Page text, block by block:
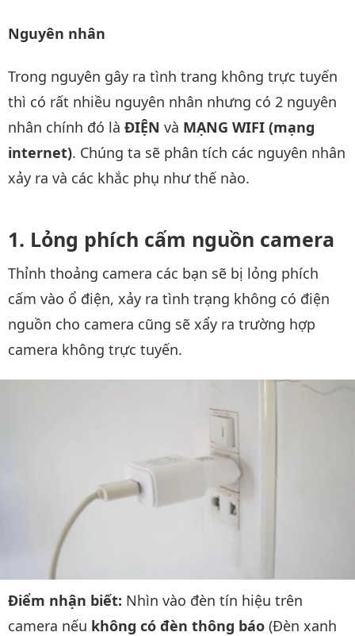
Nguyên nhân
Trong nguyên gây ra tình trang không trực tuyến
thì có rất nhiều nguyên nhân nhưng có 2 nguyên
nhân chính đó là ĐIỆN và MẠNG WIFI (mạng
internet). Chúng ta sẽ phân tích các nguyên nhân
xảy ra và các khắc phụ như thế nào.
Lỏng phích cấm nguồn camera
Thỉnh thoảng camera các bạn sẽ bị lỏng phích
cấm vào ổ điện, xảy ra tình trạng không có điện
nguồn cho camera cũng sẽ xẩy ra trường hợp
camera không trực tuyến.
Điểm nhận biết: Nhìn vào đèn tín hiệu trên
camera nếu không có đèn thông báo (Đèn xanh